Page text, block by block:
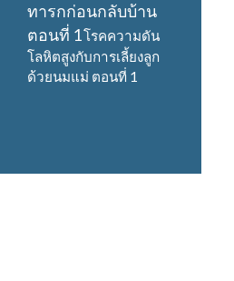
ทารกก่อนกลับบ้าน
ตอนที่ 1โรคความดัน
โลหิตสูงกับการเลี้ยงลูก
ด้วยนมแม่ ตอนที่ 1